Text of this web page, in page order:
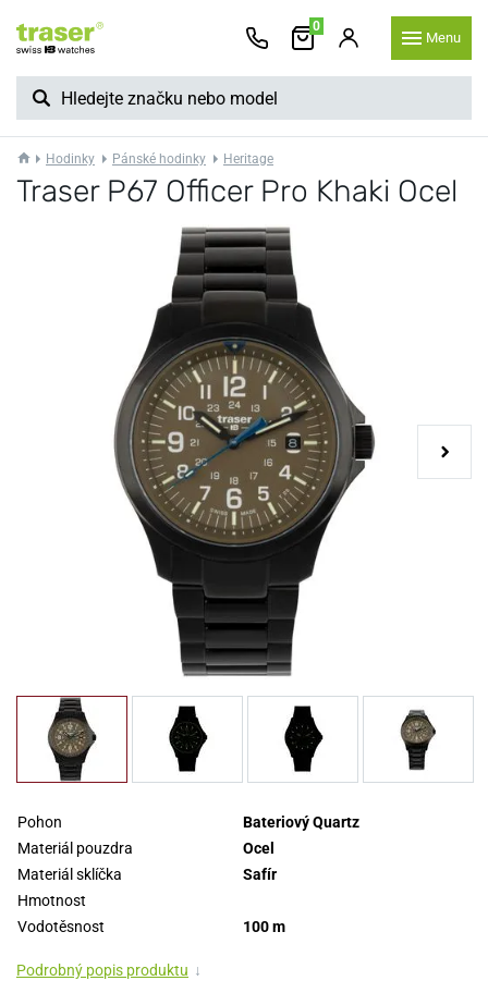
0
Menu
Hodinky Pánské hodinky Heritage
Traser P67 Officer Pro Khaki Ocel
Pohon
Bateriový Quartz
Materiál pouzdra
Ocel
Materiál sklíčka
Safír
Hmotnost
Vodotěsnost
100 m
Podrobný popis produktu ↓